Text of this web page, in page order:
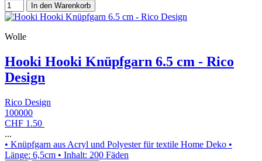
In den Warenkorb
Wolle
Hooki Hooki Knüpfgarn 6.5 cm - Rico
Design
Rico Design
100000
CHF 1.50
...
• Knüpfgarn aus Acryl und Polyester für textile Home Deko •
Länge: 6,5cm • Inhalt: 200 Fäden